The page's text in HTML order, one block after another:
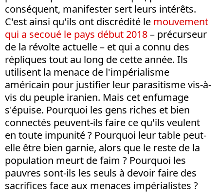
conséquent, manifester sert leurs intérêts.
C'est ainsi qu'ils ont discrédité le mouvement
qui a secoué le pays début 2018– précurseur
de la révolte actuelle – et qui a connu des
répliques tout au long de cette année. Ils
utilisent la menace de l'impérialisme
américain pour justifier leur parasitisme vis-à-
vis du peuple iranien. Mais cet enfumage
s'épuise. Pourquoi les gens riches et bien
connectés peuvent-ils faire ce qu'ils veulent
en toute impunité ? Pourquoi leur table peut-
elle être bien garnie, alors que le reste de la
population meurt de faim ? Pourquoi les
pauvres sont-ils les seuls à devoir faire des
sacrifices face aux menaces impérialistes ?